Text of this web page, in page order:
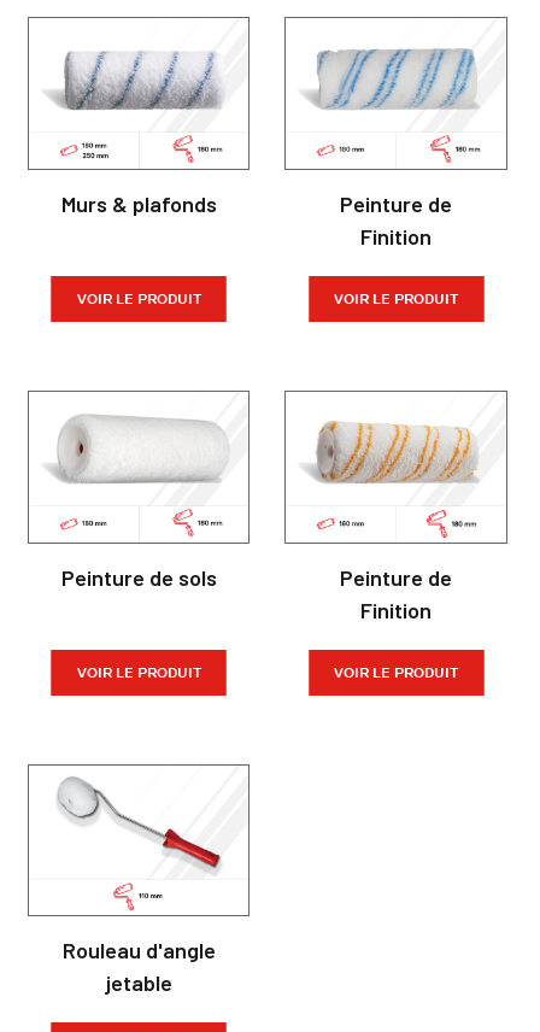
Murs & plafonds
VOIR LE PRODUIT
Peinture de
Finition
VOIR LE PRODUIT
Peinture de sols
VOIR LE PRODUIT
Peinture de
Finition
VOIR LE PRODUIT
Rouleau d'angle
jetable